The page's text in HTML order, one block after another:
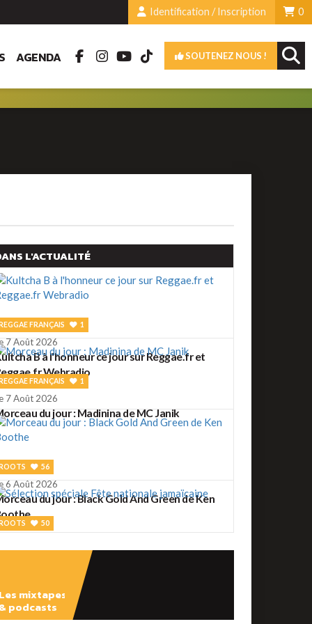
0
Identification / Inscription
AGENDA SOUTENEZ NOUS !
L'ACTUALITÉ
FRANÇAIS 1
7 Août 2026
B à l'honneur ce jour sur Reggae.fr et
Webradio
FRANÇAIS 1
7 Août 2026
du jour : Madinina de MC Janik
56
6 Août 2026
du jour : Black Gold And Green de Ken
50
spéciale Fête nationale jamaïcaine
ROOTS 2
Les mixtapes
& podcasts